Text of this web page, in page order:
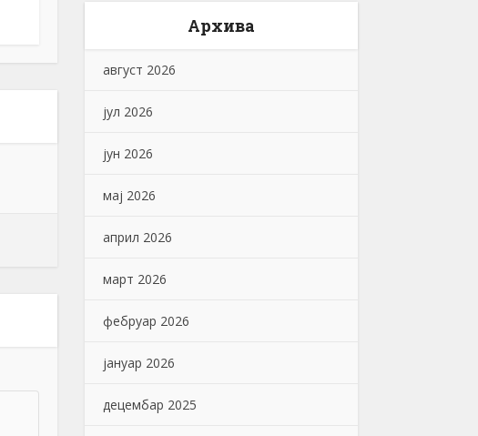
Архива
август 2026
јул 2026
јун 2026
мај 2026
април 2026
март 2026
фебруар 2026
јануар 2026
децембар 2025